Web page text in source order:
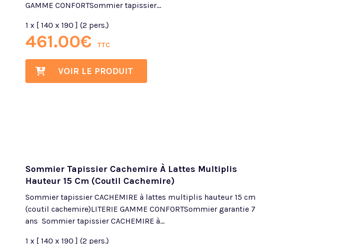
GAMME CONFORTSommier tapissier...
1 x [ 140 x 190 ] (2 pers.)
461.00€ TTC
VOIR LE PRODUIT
Sommier Tapissier Cachemire À Lattes Multiplis
Hauteur 15 Cm (coutil Cachemire)
Sommier tapissier CACHEMIRE à lattes multiplis hauteur 15 cm
(coutil cachemire)LITERIE GAMME CONFORTSommier garantie 7
ans Sommier tapissier CACHEMIRE à...
1 x [ 140 x 190 ] (2 pers.)